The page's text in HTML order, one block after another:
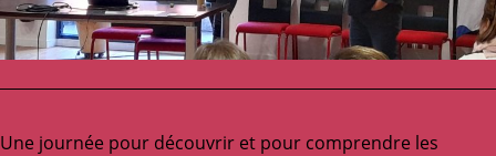
Une journée pour découvrir et pour comprendre les